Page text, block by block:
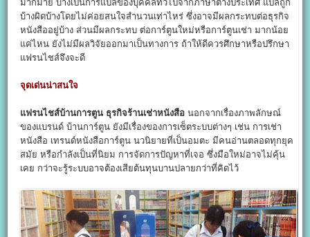
มากมาย บ้างเป็นการแปลของบุคคลทั่วไปจากภาษาต่างประเทศ แปลถูก
บ้างผิดบ้างโดยไม่ค่อยสนใจสำนวนเท่าไหร่ ซึ่งอาจมีผลกระทบต่อธุรกิจ
หนังสืออยู่บ้าง ส่วนมีผลกระทบ ต่อการ์ตูนใหม่หรือการ์ตูนเช่า มากน้อย
แค่ไหน ยังไม่มีผลวิจัยออกมาเป็นทางการ ถ้าให้ดีควรศึกษาหรือปรึกษา
แฟรนไชส์จึงจะดี
จุดเด่นน่าสนใจ
แฟรนไชส์บ้านการตูน ธุรกิจร้านเช่าหนังสือ นอกจากเรื่องภาพลักษณ์
ของแบรนด์ บ้านการ์ตูน ยังมีเรื่องของการเซ็ตระบบต่างๆ เช่น การเช่า
หนังสือ เทรนด์หนังสือการ์ตูน นวนิยายที่เป็นอมตะ มีคนอ่านตลอดทุกยุค
สมัย หรือกำลังเป็นที่นิยม การจัดการปัญหาที่เจอ ซึ่งมือใหม่อาจไม่คุ้น
เคย กว่าจะรู้ระบบอาจต้องเสียต้นทุนบานปลายกว่าที่คิดไว้